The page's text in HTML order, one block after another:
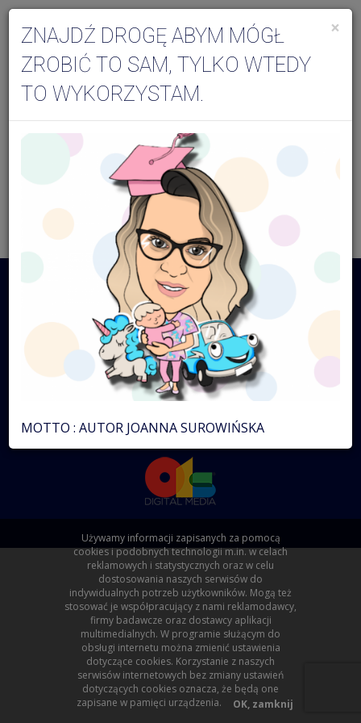
01.01.1970 01:00 - 01.01.1970 01:00
RODO
©2026 by 01s Digital Media sp. z o.o.x
×
ZNAJDŹ DROGĘ ABYM MÓGŁ
ZROBIĆ TO SAM, TYLKO WTEDY
TO WYKORZYSTAM.
MOTTO : AUTOR JOANNA SUROWIŃSKA
Używamy informacji zapisanych za pomocą
cookies i podobnych technologii m.in. w celach
reklamowych i statystycznych oraz w celu
dostosowania naszych serwisów do
indywidualnych potrzeb użytkowników. Mogą też
stosować je współpracujący z nami reklamodawcy,
firmy badawcze oraz dostawcy aplikacji
multimedialnych. W programie służącym do
obsługi internetu można zmienić ustawienia
dotyczące cookies. Korzystanie z naszych
serwisów internetowych bez zmiany ustawień
dotyczących cookies oznacza, że będą one
zapisane w pamięci urządzenia.
OK, zamknij